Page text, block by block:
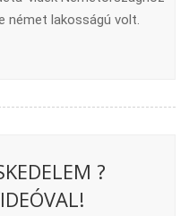
német lakosságú volt.
?